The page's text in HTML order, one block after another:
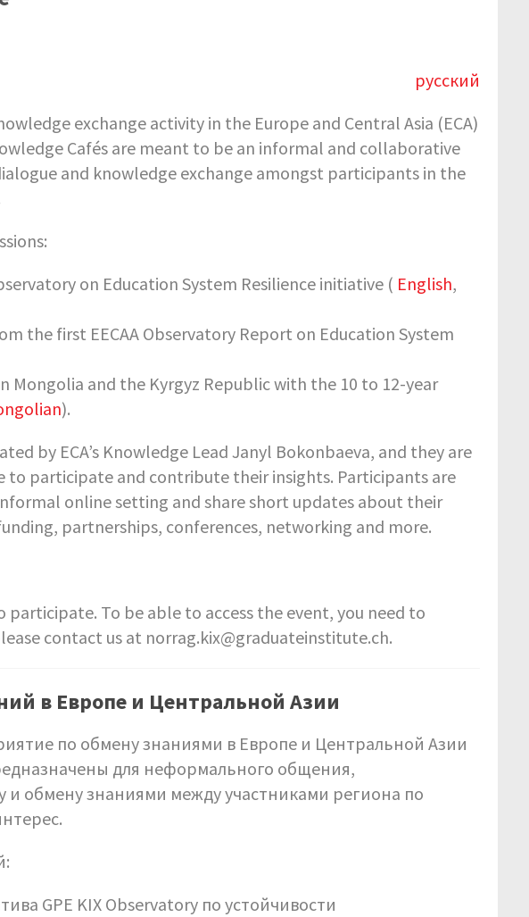
русский
exchange activity in the Europe and Central Asia (ECA)
Cafés are meant to be an informal and collaborative
and knowledge exchange amongst participants in the
on Education System Resilience initiative ( English,
the first EECAA Observatory Report on Education System
Mongolia and the Kyrgyz Republic with the 10 to 12-year
).
by ECA’s Knowledge Lead Janyl Bokonbaeva, and they are
to participate and contribute their insights. Participants are
online setting and share short updates about their
partnerships, conferences, networking and more.
To be able to access the event, you need to
contact us at norrag.kix@graduateinstitute.ch.
в Европе и Центральной Азии
по обмену знаниями в Европе и Центральной Азии
для неформального общения,
и обмену знаниями между участниками региона по
GPE KIX Observatory по устойчивости